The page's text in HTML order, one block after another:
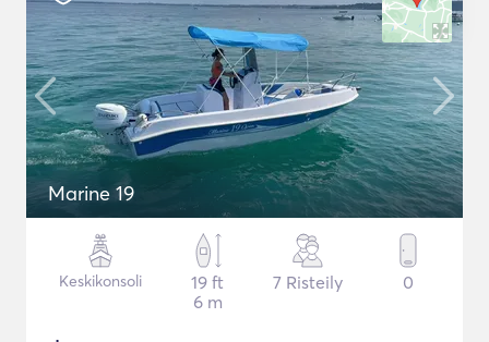
Marine 19
Keskikonsoli
19 ft
6 m
7 Risteily 0